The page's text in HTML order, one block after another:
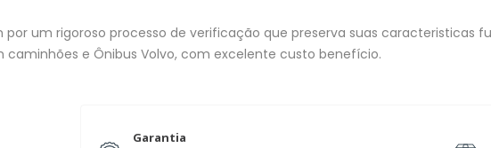
por um rigoroso processo de verificação que preserva suas caracteristicas
caminhões e Ônibus Volvo, com excelente custo benefício.
Garantia